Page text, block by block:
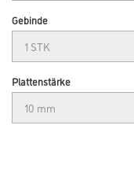
Gebinde
Plattenstärke